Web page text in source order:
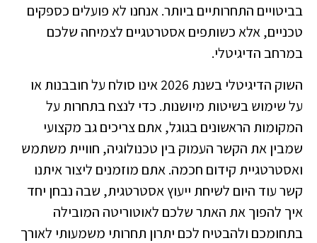
בביטויים התחרותיים ביותר. אנחנו לא פועלים כספקים
טכניים, אלא כשותפים אסטרטגיים לצמיחה שלכם
במרחב הדיגיטלי.
השוק הדיגיטלי בשנת 2026 אינו סולח על חובבנות או
על שימוש בשיטות מיושנות. כדי לנצח בתחרות על
המקומות הראשונים בגוגל, אתם צריכים גב מקצועי
שמבין את הקשר העמוק בין טכנולוגיה, חוויית משתמש
ואסטרטגיית קידום חכמה. אתם מוזמנים ליצור איתנו
קשר עוד היום לשיחת ייעוץ אסטרטגית, שבה נבחן יחד
איך להפוך את האתר שלכם לאוטוריטה המובילה
בתחומכם ולהבטיח לכם יתרון תחרותי משמעותי לאורך